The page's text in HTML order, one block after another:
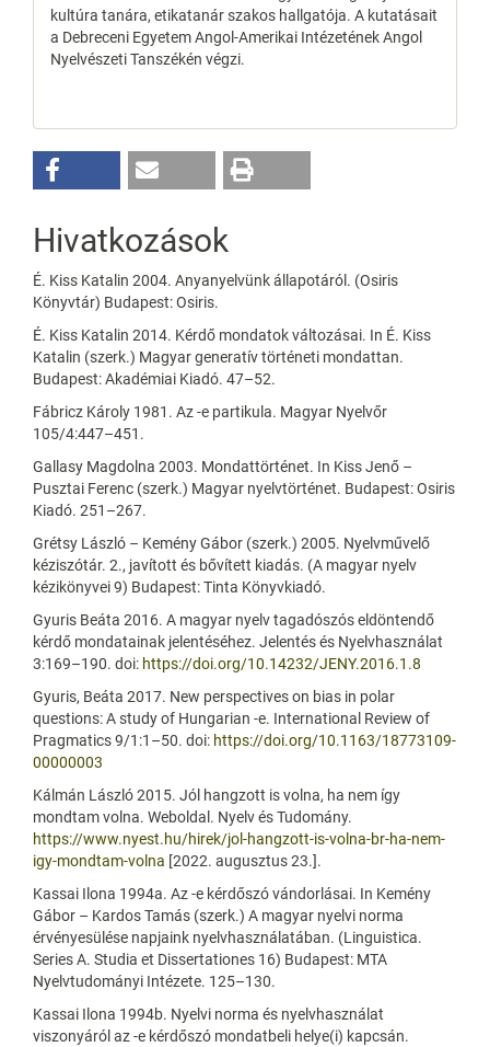
kultúra tanára, etikatanár szakos hallgatója. A kutatásait
a Debreceni Egyetem Angol-Amerikai Intézetének Angol
Nyelvészeti Tanszékén végzi.
Hivatkozások
É. Kiss Katalin 2004. Anyanyelvünk állapotáról. (Osiris
Könyvtár) Budapest: Osiris.
É. Kiss Katalin 2014. Kérdő mondatok változásai. In É. Kiss
Katalin (szerk.) Magyar generatív történeti mondattan.
Budapest: Akadémiai Kiadó. 47–52.
Fábricz Károly 1981. Az -e partikula. Magyar Nyelvőr
105/4:447–451.
Gallasy Magdolna 2003. Mondattörténet. In Kiss Jenő –
Pusztai Ferenc (szerk.) Magyar nyelvtörténet. Budapest: Osiris
Kiadó. 251–267.
Grétsy László – Kemény Gábor (szerk.) 2005. Nyelvművelő
kéziszótár. 2., javított és bővített kiadás. (A magyar nyelv
kézikönyvei 9) Budapest: Tinta Könyvkiadó.
Gyuris Beáta 2016. A magyar nyelv tagadószós eldöntendő
kérdő mondatainak jelentéséhez. Jelentés és Nyelvhasználat
3:169–190. doi: https://doi.org/10.14232/JENY.2016.1.8
Gyuris, Beáta 2017. New perspectives on bias in polar
questions: A study of Hungarian -e. International Review of
Pragmatics 9/1:1–50. doi: https://doi.org/10.1163/18773109-
00000003
Kálmán László 2015. Jól hangzott is volna, ha nem így
mondtam volna. Weboldal. Nyelv és Tudomány.
https://www.nyest.hu/hirek/jol-hangzott-is-volna-br-ha-nem-
igy-mondtam-volna [2022. augusztus 23.].
Kassai Ilona 1994a. Az -e kérdőszó vándorlásai. In Kemény
Gábor – Kardos Tamás (szerk.) A magyar nyelvi norma
érvényesülése napjaink nyelvhasználatában. (Linguistica.
Series A. Studia et Dissertationes 16) Budapest: MTA
Nyelvtudományi Intézete. 125–130.
Kassai Ilona 1994b. Nyelvi norma és nyelvhasználat
viszonyáról az -e kérdőszó mondatbeli helye(i) kapcsán.